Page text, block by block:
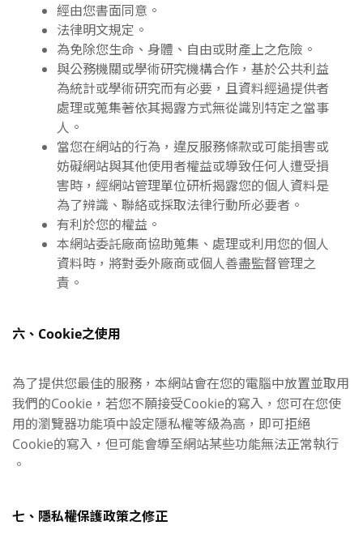
經由您書面同意。
法律明文規定。
為免除您生命、身體、自由或財產上之危險。
與公務機關或學術研究機構合作，基於公共利益
為統計或學術研究而有必要，且資料經過提供者
處理或蒐集著依其揭露方式無從識別特定之當事
人。
當您在網站的行為，違反服務條款或可能損害或
妨礙網站與其他使用者權益或導致任何人遭受損
害時，經網站管理單位研析揭露您的個人資料是
為了辨識、聯絡或採取法律行動所必要者。
有利於您的權益。
本網站委託廠商協助蒐集、處理或利用您的個人
資料時，將對委外廠商或個人善盡監督管理之
責。
六、Cookie之使用
為了提供您最佳的服務，本網站會在您的電腦中放置並取用
我們的Cookie，若您不願接受Cookie的寫入，您可在您使
用的瀏覽器功能項中設定隱私權等級為高，即可拒絕
Cookie的寫入，但可能會導至網站某些功能無法正常執行
。
七、隱私權保護政策之修正